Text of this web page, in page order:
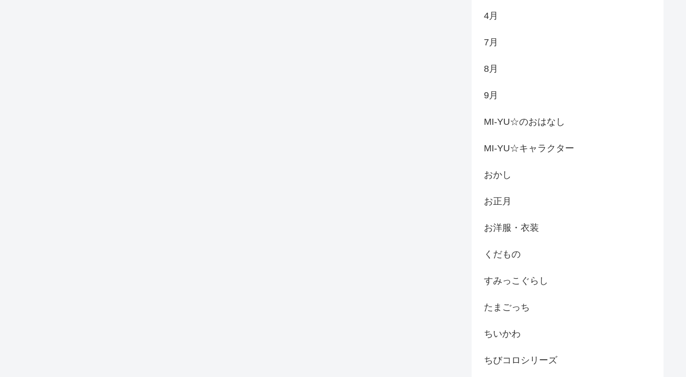
4月
7月
8月
9月
MI-YU☆のおはなし
MI-YU☆キャラクター
おかし
お正月
お洋服・衣装
くだもの
すみっこぐらし
たまごっち
ちいかわ
ちびコロシリーズ